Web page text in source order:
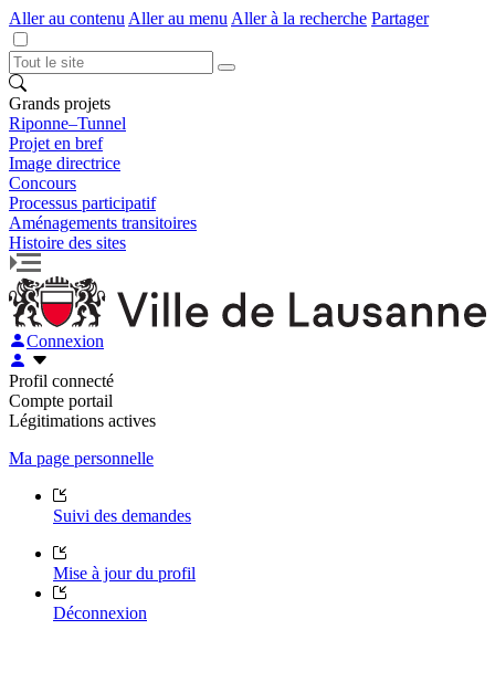
Aller au contenu Aller au menu Aller à la recherche Partager
Grands projets
Riponne–Tunnel
Projet en bref
Image directrice
Concours
Processus participatif
Aménagements transitoires
Histoire des sites
Connexion
Profil connecté
Compte portail
Légitimations actives
Ma page personnelle
Suivi des demandes
Mise à jour du profil
Déconnexion